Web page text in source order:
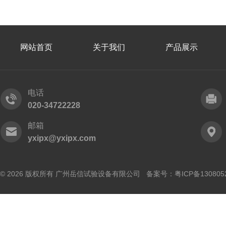
网站首页 关于我们 产品展示
电话
020-34722228
邮箱
yxipx@yxipx.com
© 2026 版权所有 广州岳信试验设备有限公司 备案号： 粤ICP备